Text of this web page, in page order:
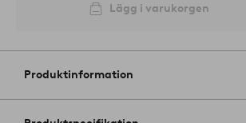
Lägg i varukorgen
Produktinformation